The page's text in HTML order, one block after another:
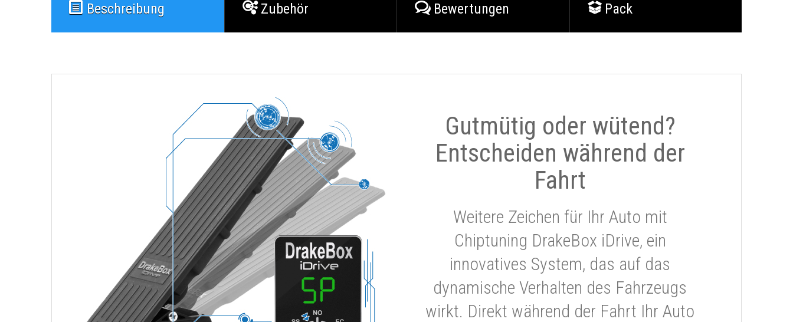
Beschreibung Zubehör Bewertungen Pack
Gutmütig oder wütend?
Entscheiden während der
Fahrt
Weitere Zeichen für Ihr Auto mit
Chiptuning DrakeBox iDrive, ein
innovatives System, das auf das
dynamische Verhalten des Fahrzeugs
wirkt. Direkt während der Fahrt Ihr Auto